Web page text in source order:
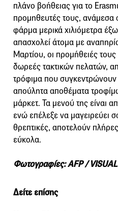
πλάνο βοήθειας για το
προμηθευτές τους, ανάμεσα
φάρμα μερικά χιλιόμετρα
απασχολεί άτομα με
Μαρτίου, οι προμήθειές
δωρεές τακτικών πελατών,
τρόφιμα που
απούλητα αποθέματα
μάρκετ. Τα μενού της είναι
ενώ επέλεξε να μαγειρεύει
θρεπτικές, αποτελούν
εύκολα.
Φωτογραφίες: AFP /
Δείτε επίσης